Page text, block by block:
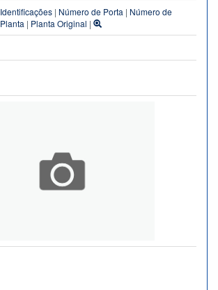
Identificações | Número de Porta | Número de
Planta | Planta Original |